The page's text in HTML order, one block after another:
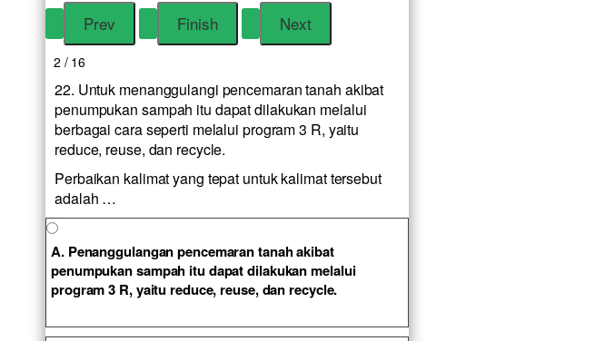
2 / 16
22. Untuk menanggulangi pencemaran tanah akibat
penumpukan sampah itu dapat dilakukan melalui
berbagai cara seperti melalui program 3 R, yaitu
reduce, reuse, dan recycle.
Perbaikan kalimat yang tepat untuk kalimat tersebut
adalah …
A. Penanggulangan pencemaran tanah akibat
penumpukan sampah itu dapat dilakukan melalui
program 3 R, yaitu reduce, reuse, dan recycle.